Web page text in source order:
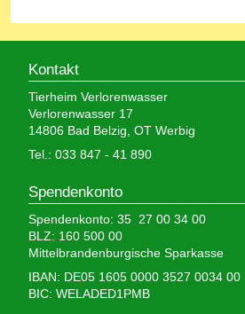
Kontakt
Tierheim Verlorenwasser
Verlorenwasser 17
14806 Bad Belzig, OT Werbig
Tel.: 033 847 - 41 890
Spendenkonto
Spendenkonto: 35 27 00 34 00
BLZ: 160 500 00
Mittelbrandenburgische Sparkasse
IBAN: DE05 1605 0000 3527 0034 00
BIC: WELADED1PMB